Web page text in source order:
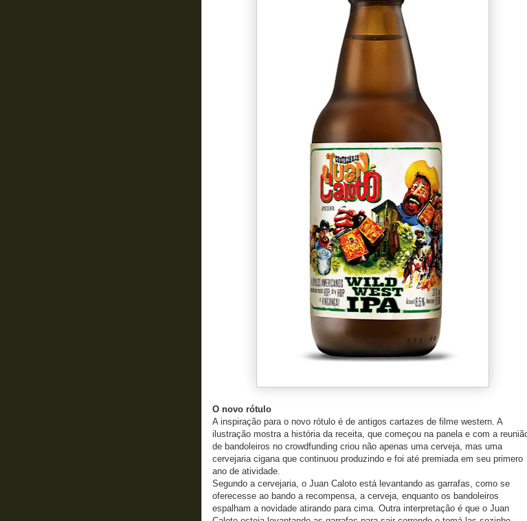
O novo rótulo
A inspiração para o novo rótulo é de antigos cartazes de filme western. A
ilustração mostra a história da receita, que começou na panela e com a
de bandoleiros no crowdfunding criou não apenas uma cerveja, mas uma
cervejaria cigana que continuou produzindo e foi até premiada em seu primero
ano de atividade.
Segundo a cervejaria, o Juan Caloto está levantando as garrafas, como se
oferecesse ao bando a recompensa, a cerveja, enquanto os bandoleiros
espalham a novidade atirando para cima. Outra interpretação é que o Juan